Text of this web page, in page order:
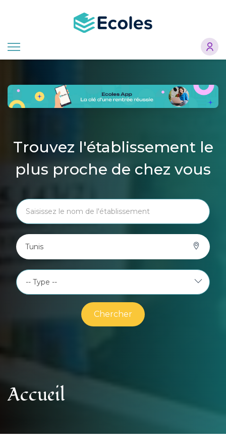
principal
Trouvez l'établissement le
plus proche de chez vous
Tunis
Chercher
Accueil